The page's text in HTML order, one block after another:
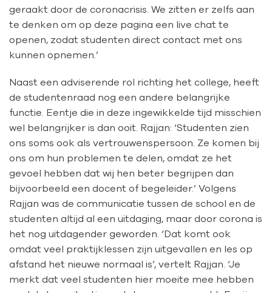
geraakt door de coronacrisis. We zitten er zelfs aan
te denken om op deze pagina een live chat te
openen, zodat studenten direct contact met ons
kunnen opnemen.’
Naast een adviserende rol richting het college, heeft
de studentenraad nog een andere belangrijke
functie. Eentje die in deze ingewikkelde tijd misschien
wel belangrijker is dan ooit. Rajjan: ‘Studenten zien
ons soms ook als vertrouwenspersoon. Ze komen bij
ons om hun problemen te delen, omdat ze het
gevoel hebben dat wij hen beter begrijpen dan
bijvoorbeeld een docent of begeleider.’ Volgens
Rajjan was de communicatie tussen de school en de
studenten altijd al een uitdaging, maar door corona is
het nog uitdagender geworden. ‘Dat komt ook
omdat veel praktijklessen zijn uitgevallen en les op
afstand het nieuwe normaal is’, vertelt Rajjan. ‘Je
merkt dat veel studenten hier moeite mee hebben